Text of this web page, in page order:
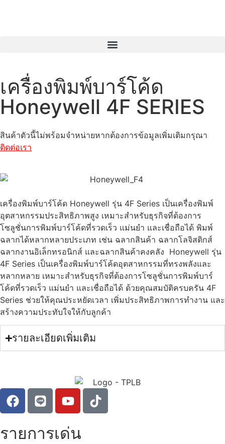
เครื่องพิมพ์บาร์โค้ด
Honeywell 4F SERIES
สินค้าตัวนี้ไม่พร้อมจำหน่ายหากต้องการข้อมูลเพิ่มเติมกรุณา
ติดต่อเรา
เครื่องพิมพ์บาร์โค้ด Honeywell รุ่น 4F Series เป็นเครื่องพิมพ์
อุตสาหกรรมประสิทธิภาพสูง เหมาะสำหรับธุรกิจที่ต้องการ
โซลูชั่นการพิมพ์บาร์โค้ดที่รวดเร็ว แม่นยำ และเชื่อถือได้ พิมพ์
ฉลากได้หลากหลายประเภท เช่น ฉลากสินค้า ฉลากโลจิสติกส์
ฉลากงานอิเล็กทรอนิกส์ และฉลากสินค้าคงคลัง Honeywell รุ่น
4F Series เป็นเครื่องพิมพ์บาร์โค้ดอุตสาหกรรมที่ทรงพลังและ
หลากหลาย เหมาะสำหรับธุรกิจที่ต้องการโซลูชั่นการพิมพ์บาร์
โค้ดที่รวดเร็ว แม่นยำ และเชื่อถือได้ ด้วยคุณสมบัติครบครัน 4F
Series ช่วยให้คุณประหยัดเวลา เพิ่มประสิทธิภาพการทำงาน และ
สร้างความประทับใจให้กับลูกค้า
รายละเอียดเพิ่มเติม
รายการเด่น